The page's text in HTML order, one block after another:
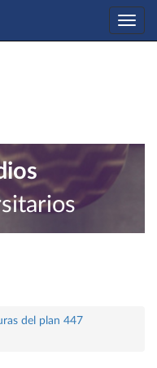
del plan 447